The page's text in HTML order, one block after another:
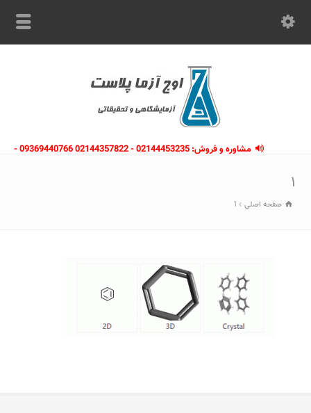
مشاوره و فروش: 02144453235 - 02144357822 09369440766 -
۱
صفحه اصلی 1